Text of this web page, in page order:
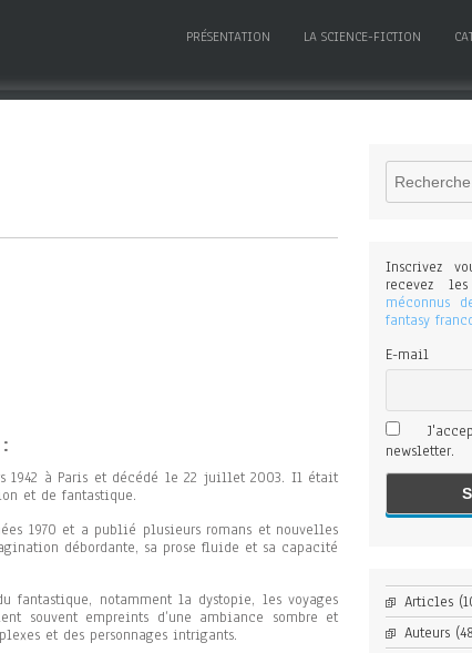
PRÉSENTATION LA SCIENCE-FICTION
1942 à Paris et décédé le 22 juillet 2003. Il était
et de fantastique.
1970 et a publié plusieurs romans et nouvelles
débordante, sa prose fluide et sa capacité
notamment la dystopie, les voyages
souvent empreints d’une ambiance sombre et
et des personnages intrigants.
Rechercher
Inscrivez
recevez
méconnus
fantasy
E-mail
newsletter.
Articles
Auteurs